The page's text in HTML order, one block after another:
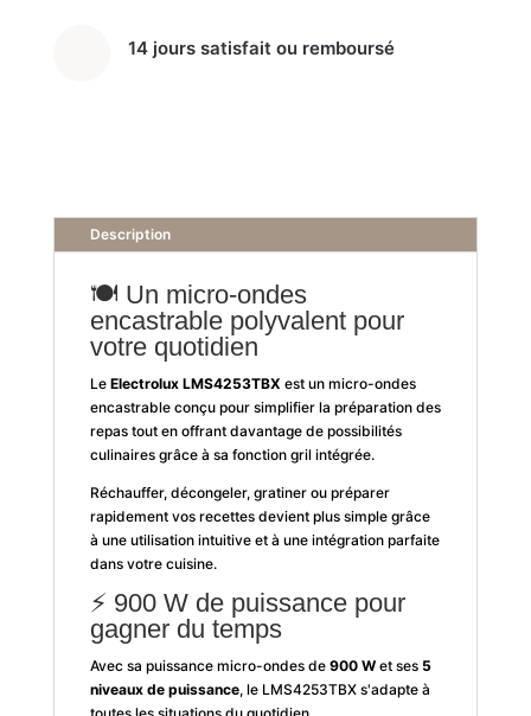
14 jours satisfait ou remboursé
Description
🍽️ Un micro-ondes
encastrable polyvalent pour
votre quotidien
Le Electrolux LMS4253TBX est un micro-ondes
encastrable conçu pour simplifier la préparation des
repas tout en offrant davantage de possibilités
culinaires grâce à sa fonction gril intégrée.
Réchauffer, décongeler, gratiner ou préparer
rapidement vos recettes devient plus simple grâce
à une utilisation intuitive et à une intégration parfaite
dans votre cuisine.
⚡ 900 W de puissance pour
gagner du temps
Avec sa puissance micro-ondes de 900 Wet ses 5
niveaux de puissance, le LMS4253TBX s'adapte à